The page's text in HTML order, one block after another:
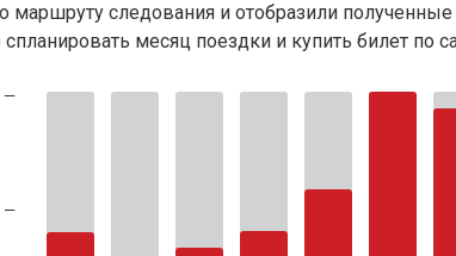
маршруту следования и отобразили
месяц поездки и купить билет по
—